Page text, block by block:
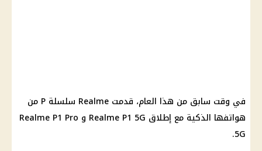
في وقت سابق من هذا العام، قدمت Realme سلسلة P من
هواتفها الذكية مع إطلاق Realme P1 5G و Realme P1 Pro
5G.